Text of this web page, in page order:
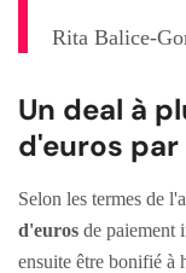
Rita Balice-
Un deal à
d'euros
Selon les termes de
d'euros de paiement
ensuite être bonifié à